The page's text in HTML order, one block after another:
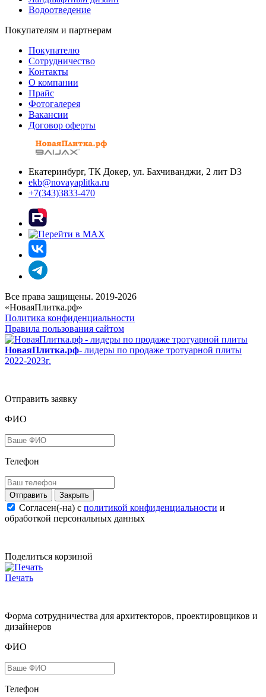
Водоотведение
Покупателям и партнерам
Покупателю
Сотрудничество
Контакты
О компании
Прайс
Фотогалерея
Вакансии
Договор оферты
Екатеринбург, ТК Докер, ул. Бахчиванджи, 2 лит D3
ekb@novayaplitka.ru
+7(343)3833-470
Все права защищены. 2019-2026
«НоваяПлитка.рф»
Политика конфиденциальности
Правила пользования сайтом
НоваяПлитка.рф- лидеры по продаже тротуарной плиты
2022-2023г.
Отправить заявку
ФИО
Телефон
Закрыть
Согласен(-на) c политикой конфиденциальности и
обработкой персональных данных
Поделиться корзиной
Печать
Форма сотрудничества для архитекторов, проектировщиков и
дизайнеров
ФИО
Телефон